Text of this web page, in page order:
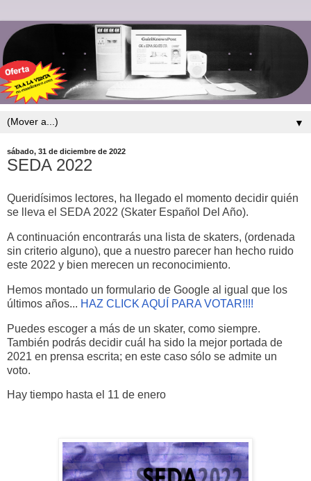
▼
sábado, 31 de diciembre de 2022
SEDA 2022
Queridísimos lectores, ha llegado el momento decidir quién
se lleva el SEDA 2022 (Skater Español Del Año).
A continuación encontrarás una lista de skaters, (ordenada
sin criterio alguno), que a nuestro parecer han hecho ruido
este 2022 y bien merecen un reconocimiento.
Hemos montado un formulario de Google al igual que los
últimos años... HAZ CLICK AQUÍ PARA VOTAR!!!!
Puedes escoger a más de un skater, como siempre.
También podrás decidir cuál ha sido la mejor portada de
2021 en prensa escrita; en este caso sólo se admite un
voto.
Hay tiempo hasta el 11 de enero